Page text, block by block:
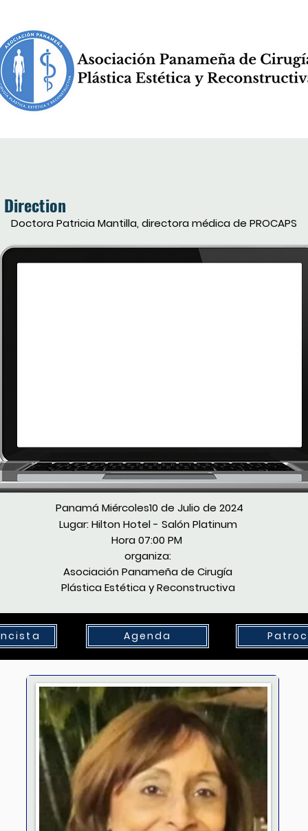
Direction
Doctora Patricia Mantilla, directora médica de PROCAPS
Panamá Miércoles10 de Julio de 2024
Lugar: Hilton Hotel - Salón Platinum
Hora 07:00 PM
organiza:
Asociación Panameña de Cirugía
Plástica Estética y Reconstructiva
Agenda